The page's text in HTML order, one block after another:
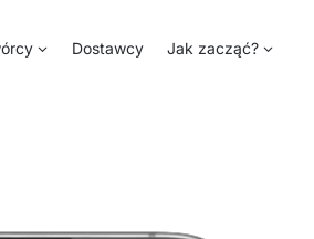
Dostawcy Jak zacząć?